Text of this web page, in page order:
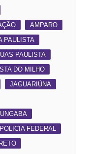
AMPARO
PAULISTA
PAULISTA
DO MILHO
JAGUARIÚNA
POLICIA FEDERAL